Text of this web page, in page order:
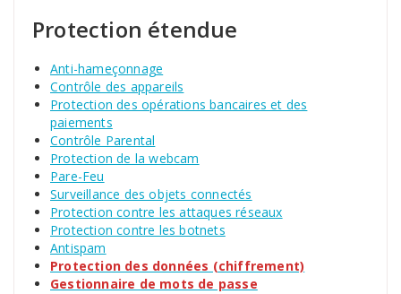
Protection étendue
Anti-hameçonnage
Contrôle des appareils
Protection des opérations bancaires et des
paiements
Contrôle Parental
Protection de la webcam
Pare-Feu
Surveillance des objets connectés
Protection contre les attaques réseaux
Protection contre les botnets
Antispam
Protection des données (chiffrement)
Gestionnaire de mots de passe